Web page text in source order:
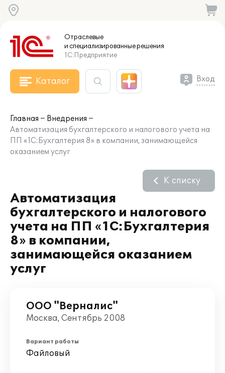
Отраслевые
и специализированныерешения
1С:Предприятие
Каталог Вход
Главная
Внедрения
Автоматизация бухгалтерского и налогового учета на
ПП «1С:Бухгалтерия 8» в компании, занимающейся
оказанием услуг
Автоматизация
бухгалтерского и налогового
учета на ПП «1С:Бухгалтерия
8» в компании,
занимающейся оказанием
услуг
К списку
ООО "Верналис"
Москва, Сентябрь 2008
Вариант работы
Файловый